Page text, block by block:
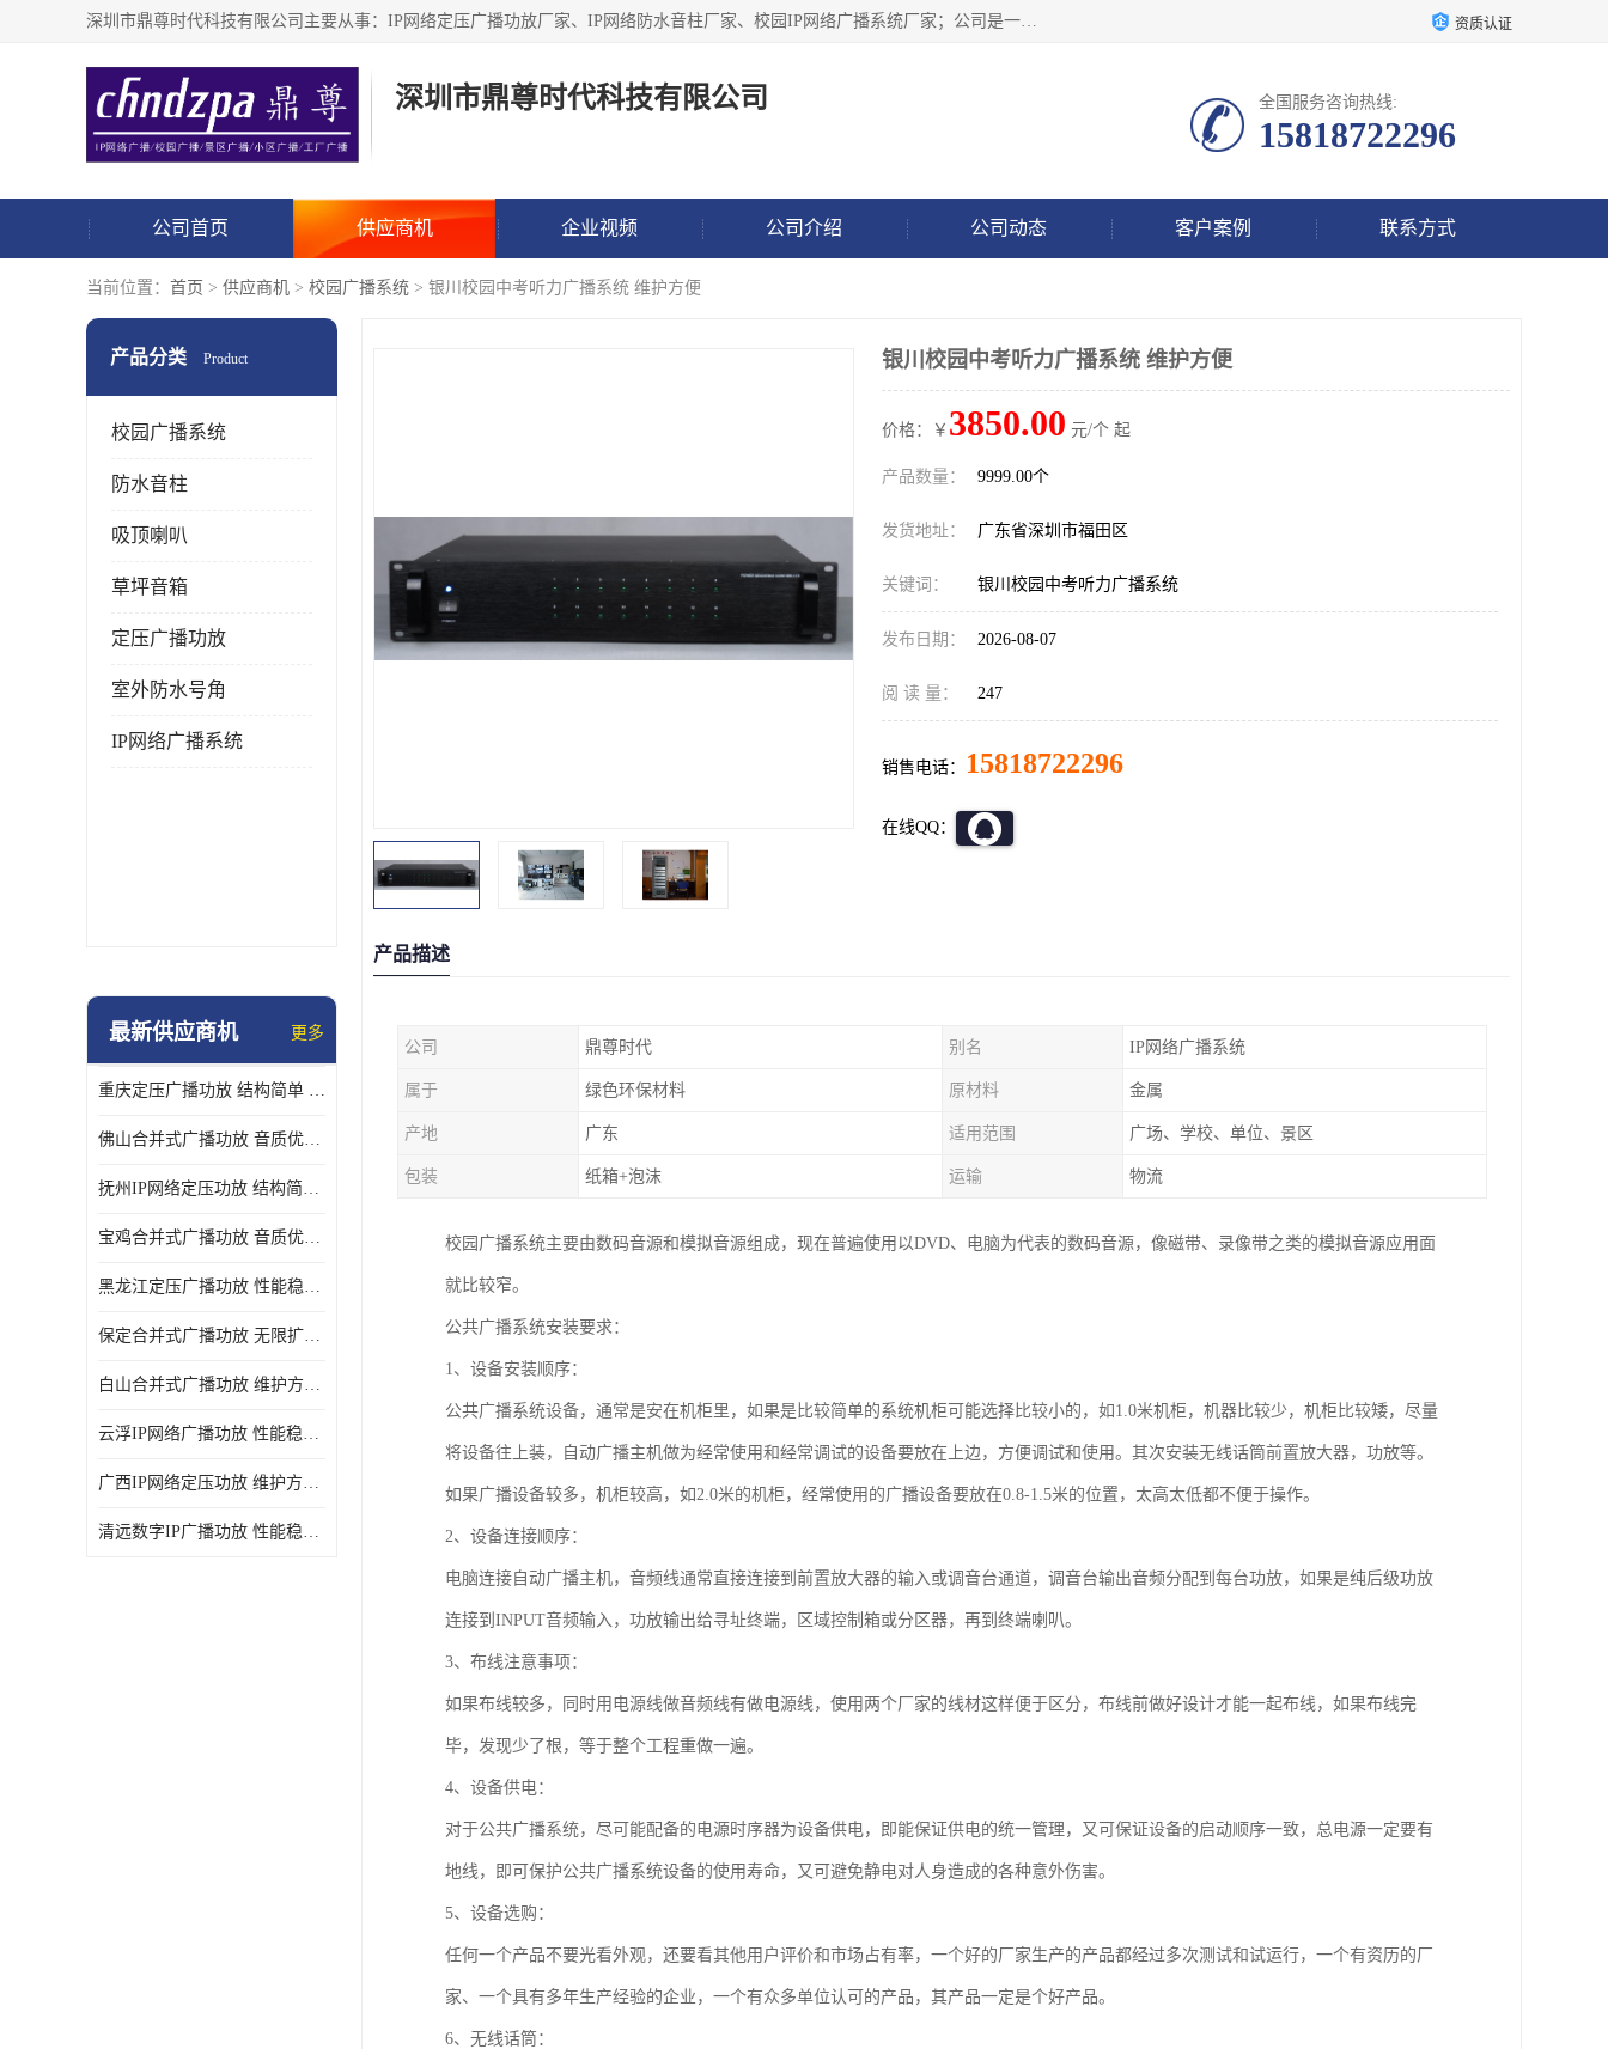
深圳市鼎尊时代科技有限公司主要从事：IP网络定压广播功放厂家、IP网络防水音柱厂家、校园IP网络广播系统厂家；公司是一家集研发、生产、销售公共广播器材于一体的现代电子科技企业。公司成立多年来，本着“自主研发技术、开拓稳定的产品”的宗旨，集多年的行业经验，引航广播行业的迅猛发展，使产品能够适应时代技术发展的需要。 资质认证
深圳市鼎尊时代科技有限公司 全国服务咨询热线:
15818722296
公司首页 供应商机 企业视频 公司介绍 公司动态 客户案例 联系方式
当前位置： 首页 > 供应商机 > 校园广播系统 > 银川校园中考听力广播系统 维护方便
产品分类 Product
校园广播系统
防水音柱
吸顶喇叭
草坪音箱
定压广播功放
室外防水号角
IP网络广播系统
最新供应商机 更多
重庆定压广播功放 结构简单 传输距离远
佛山合并式广播功放 音质优美清晰 输出电压大 电流小
抚州IP网络定压功放 结构简单 多应用于公共场合
宝鸡合并式广播功放 音质优美清晰 维护方便
黑龙江定压广播功放 性能稳定 无限扩容
保定合并式广播功放 无限扩容 设计结构简单
白山合并式广播功放 维护方便 多应用于公共场合
云浮IP网络广播功放 性能稳定 设计结构简单
广西IP网络定压功放 维护方便 多应用于公共场合
清远数字IP广播功放 性能稳定 传输距离远
银川校园中考听力广播系统 维护方便
价格：￥ 3850.00 元/个 起
产品数量： 9999.00个
发货地址： 广东省深圳市福田区
关键词： 银川校园中考听力广播系统
发布日期： 2026-08-07
阅 读 量： 247
销售电话： 15818722296
在线QQ：
产品描述
公司 鼎尊时代 别名 IP网络广播系统
属于 绿色环保材料 原材料 金属
产地 广东 适用范围 广场、学校、单位、景区
包装 纸箱+泡沫 运输 物流
校园广播系统主要由数码音源和模拟音源组成，现在普遍使用以DVD、电脑为代表的数码音源，像磁带、录像带之类的模拟音源应用面
就比较窄。
公共广播系统安装要求：
1、设备安装顺序：
公共广播系统设备，通常是安在机柜里，如果是比较简单的系统机柜可能选择比较小的，如1.0米机柜，机器比较少，机柜比较矮，尽量
将设备往上装，自动广播主机做为经常使用和经常调试的设备要放在上边，方便调试和使用。其次安装无线话筒前置放大器，功放等。
如果广播设备较多，机柜较高，如2.0米的机柜，经常使用的广播设备要放在0.8-1.5米的位置，太高太低都不便于操作。
2、设备连接顺序：
电脑连接自动广播主机，音频线通常直接连接到前置放大器的输入或调音台通道，调音台输出音频分配到每台功放，如果是纯后级功放
连接到INPUT音频输入，功放输出给寻址终端，区域控制箱或分区器，再到终端喇叭。
3、布线注意事项：
如果布线较多，同时用电源线做音频线有做电源线，使用两个厂家的线材这样便于区分，布线前做好设计才能一起布线，如果布线完
毕，发现少了根，等于整个工程重做一遍。
4、设备供电：
对于公共广播系统，尽可能配备的电源时序器为设备供电，即能保证供电的统一管理，又可保证设备的启动顺序一致，总电源一定要有
地线，即可保护公共广播系统设备的使用寿命，又可避免静电对人身造成的各种意外伤害。
5、设备选购：
任何一个产品不要光看外观，还要看其他用户评价和市场占有率，一个好的厂家生产的产品都经过多次测试和试运行，一个有资历的厂
家、一个具有多年生产经验的企业，一个有众多单位认可的产品，其产品一定是个好产品。
6、无线话筒：